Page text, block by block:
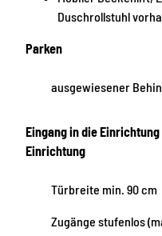
Duschrollstuhl
Parken
ausgewiesener
Eingang in die
Einrichtung
Türbreite min. 90 cm
Zugänge stufenlos